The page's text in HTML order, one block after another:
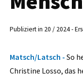
Publiziert in 20 / 2024 -
Matsch/Latsch - So
Christine Losso, das